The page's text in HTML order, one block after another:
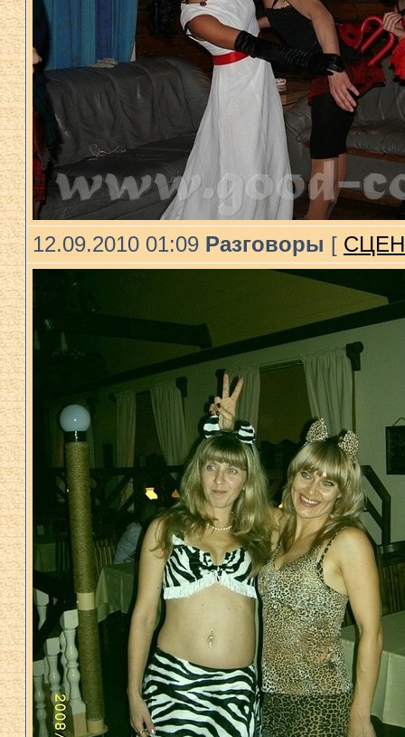
12.09.2010 01:09 Разговоры [